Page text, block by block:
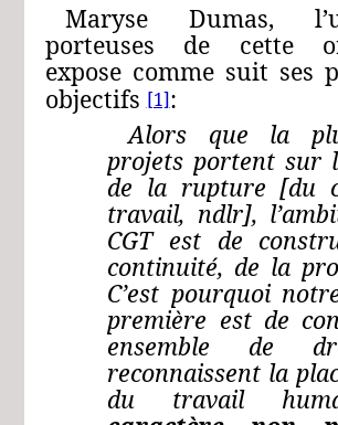
Maryse Dumas,
porteuses de cette
expose comme suit ses
objectifs[1]:
Alors que la
projets portent sur
de la rupture [du
travail, ndlr],
CGT est de
continuité, de la
C’est pourquoi
première est de
ensemble de
reconnaissent la
du travail